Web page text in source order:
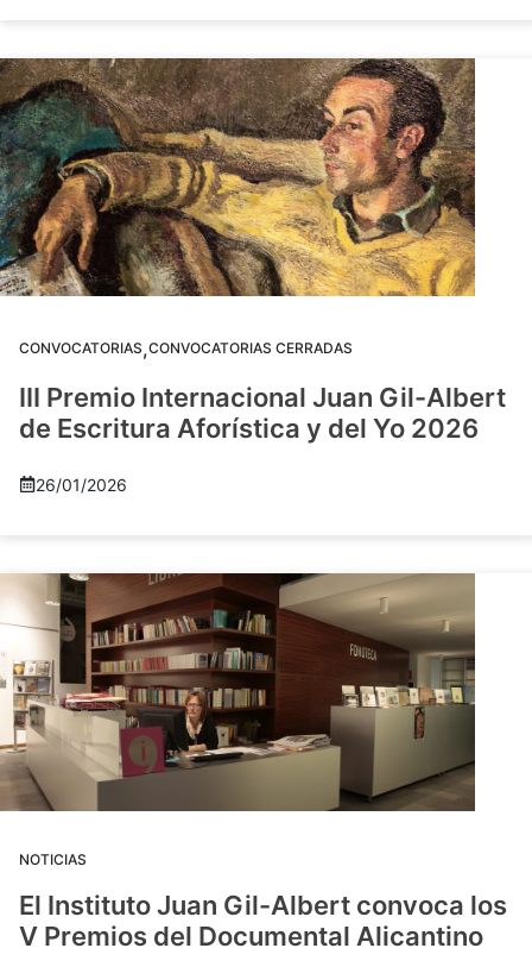
CONVOCATORIAS,CONVOCATORIAS CERRADAS
III Premio Internacional Juan Gil-Albert
de Escritura Aforística y del Yo 2026
26/01/2026
NOTICIAS
El Instituto Juan Gil-Albert convoca los
V Premios del Documental Alicantino